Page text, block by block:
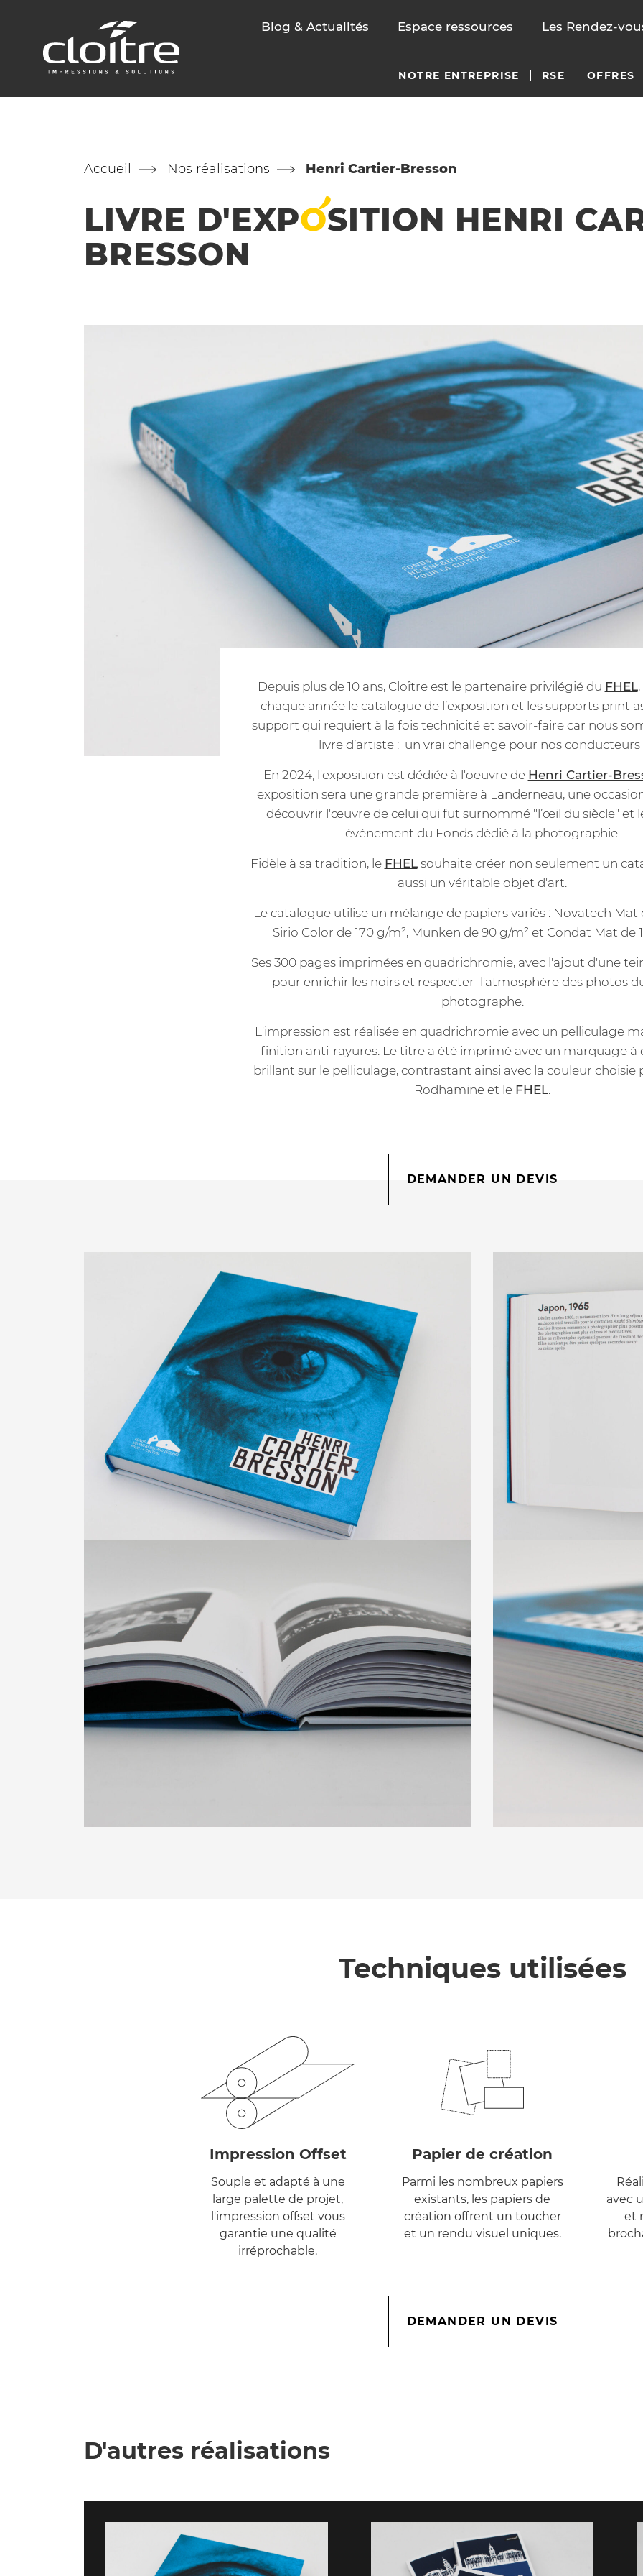
Blog & Actualités Espace ressources Les Rendez-
NOTRE ENTREPRISE RSE OFFRES
Accueil Nos réalisations Henri Cartier-Bresson
LIVRE D'EXPOSITION HENRI
BRESSON
Depuis plus de 10 ans, Cloître est le partenaire privilégié du FHEL
chaque année le catalogue de l’exposition et les supports print
support qui requiert à la fois technicité et savoir-faire car nous
livre d’artiste : un vrai challenge pour nos conducteurs
En 2024, l'exposition est dédiée à l'oeuvre de Henri Cartier-
exposition sera une grande première à Landerneau, une
découvrir l'œuvre de celui qui fut surnommé "l’œil du siècle" et
événement du Fonds dédié à la photographie.
Fidèle à sa tradition, le FHELsouhaite créer non seulement un
aussi un véritable objet d'art.
Le catalogue utilise un mélange de papiers variés : Novatech Mat
Sirio Color de 170 g/m², Munken de 90 g/m² et Condat Mat de
Ses 300 pages imprimées en quadrichromie, avec l'ajout d'une
pour enrichir les noirs et respecter l'atmosphère des photos
photographe.
L'impression est réalisée en quadrichromie avec un pelliculage
finition anti-rayures. Le titre a été imprimé avec un marquage à
brillant sur le pelliculage, contrastant ainsi avec la couleur choisie
Rodhamine et le FHEL.
DEMANDER UN DEVIS
Techniques utilisées
Impression Offset
Souple et adapté à une
large palette de projet,
l'impression offset vous
garantie une qualité
irréprochable.
Papier de création
Parmi les nombreux papiers
existants, les papiers de
création offrent un toucher
et un rendu visuel uniques.
avec
et
DEMANDER UN DEVIS
D'autres réalisations